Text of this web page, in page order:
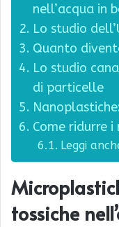
nell’acqua in
Lo studio
Quanto
Lo studio
di particelle
Come ridurre i
Leggi
tossiche